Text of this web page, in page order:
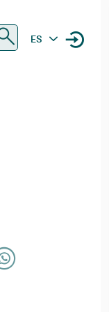
ES